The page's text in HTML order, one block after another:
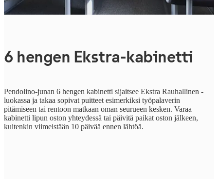
6 hengen Ekstra-kabinetti
Pendolino-junan 6 hengen kabinetti sijaitsee Ekstra Rauhallinen -
luokassa ja takaa sopivat puitteet esimerkiksi työpalaverin
pitämiseen tai rentoon matkaan oman seurueen kesken. Varaa
kabinetti lipun oston yhteydessä tai päivitä paikat oston jälkeen,
kuitenkin viimeistään 10 päivää ennen lähtöä.